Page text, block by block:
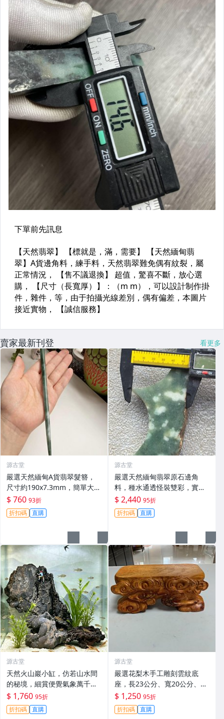
賣家最新刊登 看更多
源古堂
嚴選天然緬甸A貨翡翠髮簪，
尺寸約190x7.3mm，簡單大方
適合收藏。翡翠、髮簪、收藏
$ 760 93折
折扣碼 直購
源古堂
嚴選天然緬甸翡翠原石邊角
料，種水通透怪裝雙彩，實拍
呈現無修圖，重483克。品相
如圖，完美主義慎拍。 天然翡
翠、怪裝雙彩、緬甸翡翠
$ 2,440 95折
折扣碼 直購
源古堂
天然火山巖小缸，仿若山水間
的秘境，細賞便覺氣象萬千。
適合收藏與佈置。洪荒氣勢 瀟
湘風味 層巒疊嶂
$ 1,760 95折
折扣碼 直購
源古堂
嚴選花梨木手工雕刻雲紋底
座，長23公分、寬20公分、高
10公分，適合奇石、茶具、小
型藝術品搭配。實物美照展現
精緻工藝。 花梨木 雲紋 奇石
$ 1,250 95折
折扣碼 直購